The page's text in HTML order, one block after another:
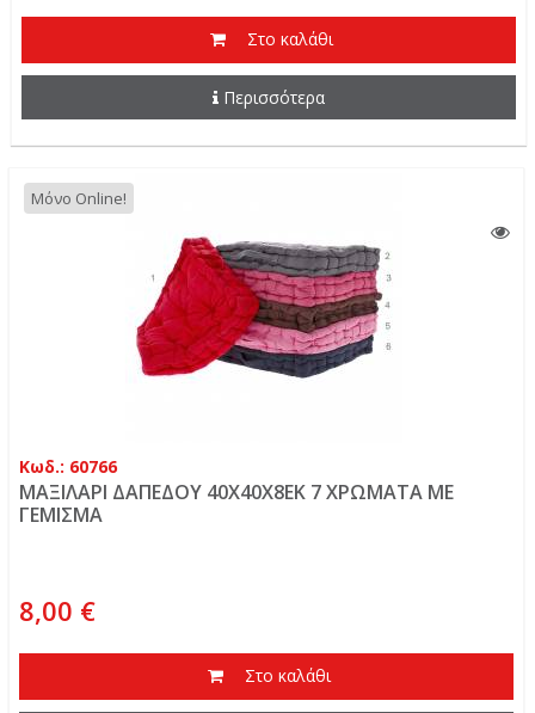
Στο καλάθι
Περισσότερα
Μόνο Online!
Κωδ.: 60766
ΜΑΞΙΛΑΡΙ ΔΑΠΕΔΟΥ 40Χ40Χ8ΕΚ 7 ΧΡΩΜΑΤΑ ΜΕ
ΓΕΜΙΣΜΑ
8,00 €
Στο καλάθι